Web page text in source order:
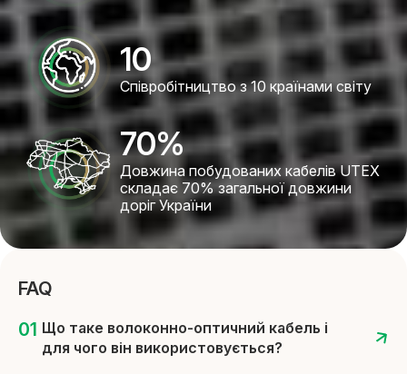
10
Співробітництво з 10 країнами світу
70%
Довжина побудованих кабелів UTEX
складає 70% загальної довжини
доріг України
FAQ
Що таке волоконно-оптичний кабель і
для чого він використовується?